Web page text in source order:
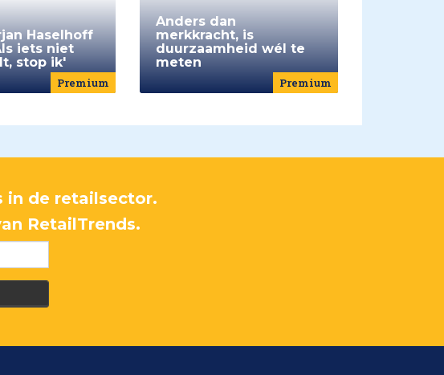
Premium
Haselhoff
iets niet
stop ik'
Premium
Anders dan
merkkracht, is
duurzaamheid wél te
meten
in de retailsector.
RetailTrends.